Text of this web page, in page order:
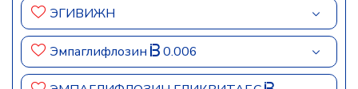
ЭГИВИЖН
Эмпаглифлозин 0.006